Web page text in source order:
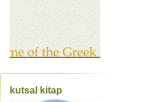
kutsal kitap